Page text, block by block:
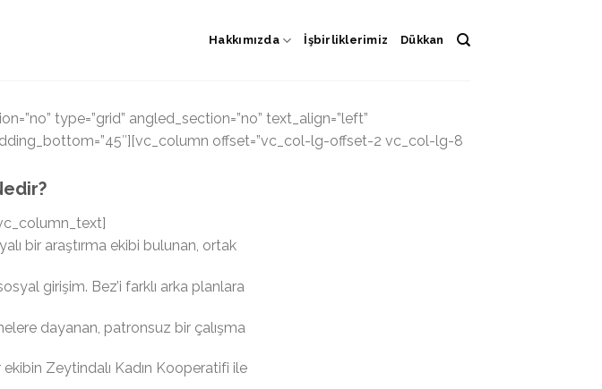
Hakkımızda İşbirliklerimiz Dükkan
type=”grid” angled_section=”no” text_align=”left”
offset=”vc_col-lg-offset-2 vc_col-lg-8
bir araştırma ekibi bulunan, ortak
girişim. Bez’i farklı arka planlara
dayanan, patronsuz bir çalışma
Zeytindalı Kadın Kooperatifi ile